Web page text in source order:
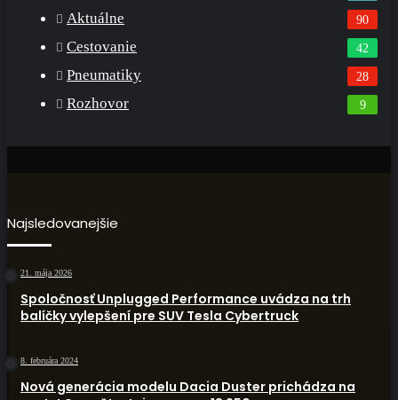
Aktuálne 90
Cestovanie 42
Pneumatiky 28
Rozhovor 9
Najsledovanejšie
21. mája 2026
Spoločnosť Unplugged Performance uvádza na trh
balíčky vylepšení pre SUV Tesla Cybertruck
8. februára 2024
Nová generácia modelu Dacia Duster prichádza na